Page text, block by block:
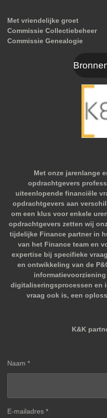
Met vriendelijke groet
Commissie Collectiebeheer
Commissie Genealogie
Met onze jarenlange
opdrachtgevers
uiteenlopende financiële
opdrachtgevers aan
om een klus voor enkele
opdrachtgevers zetten wij
tijdelijke Finance partner in
van het Finance team en
expertise bij specifieke
en ontwikkeling van de
digitaliseringsprocessen en
vraag ook is, een
K&K
Naam *
E-mailadres *